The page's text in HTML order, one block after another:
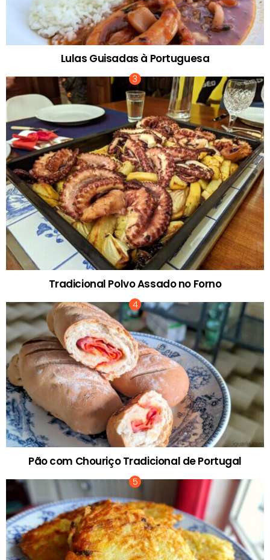
Lulas Guisadas à Portuguesa
Tradicional Polvo Assado no Forno
Pão com Chouriço Tradicional de Portugal